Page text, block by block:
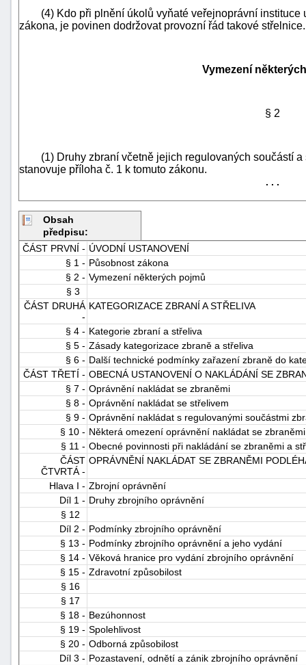
(4) Kdo při plnění úkolů vyňaté veřejnoprávní instituce
zákona, je povinen dodržovat provozní řád takové střelnice.
Vymezení
§ 2
(1) Druhy zbraní včetně jejich regulovaných součástí a
stanovuje příloha č. 1 k tomuto zákonu.
. . .
Obsah
předpisu:
ČÁST PRVNÍ - ÚVODNÍ USTANOVENÍ
§ 1 - Působnost zákona
§ 2 - Vymezení některých pojmů
§ 3
ČÁST DRUHÁ
-
KATEGORIZACE ZBRANÍ A STŘELIVA
§ 4 - Kategorie zbraní a střeliva
§ 5 - Zásady kategorizace zbraně a střeliva
§ 6 - Další technické podmínky zařazení zbraně do
ČÁST TŘETÍ - OBECNÁ USTANOVENÍ O NAKLÁDÁNÍ SE
§ 7 - Oprávnění nakládat se zbraněmi
§ 8 - Oprávnění nakládat se střelivem
§ 9 - Oprávnění nakládat s regulovanými součástmi
§ 10 - Některá omezení oprávnění nakládat se
§ 11 - Obecné povinnosti při nakládání se zbraněmi a
ČÁST
ČTVRTÁ -
OPRÁVNĚNÍ NAKLÁDAT SE ZBRANĚMI
Hlava I - Zbrojní oprávnění
Díl 1 - Druhy zbrojního oprávnění
§ 12
Díl 2 - Podmínky zbrojního oprávnění
§ 13 - Podmínky zbrojního oprávnění a jeho vydání
§ 14 - Věková hranice pro vydání zbrojního oprávnění
§ 15 - Zdravotní způsobilost
§ 16
§ 17
§ 18 - Bezúhonnost
§ 19 - Spolehlivost
§ 20 - Odborná způsobilost
Díl 3 - Pozastavení, odnětí a zánik zbrojního oprávnění
"náhradě
škod"